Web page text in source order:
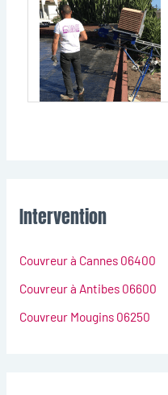
Intervention
Couvreur à Cannes 06400
Couvreur à Antibes 06600
Couvreur Mougins 06250